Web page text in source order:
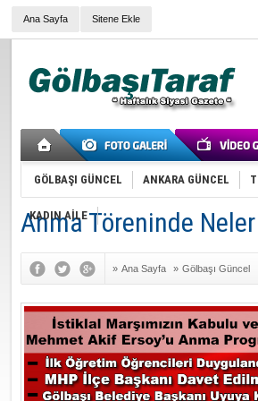
Ana Sayfa Sitene Ekle
GÖLBAŞI GÜNCEL ANKARA GÜNCEL
KADIN AİLE
Anma Töreninde Neler
» Ana Sayfa » Gölbaşı Güncel